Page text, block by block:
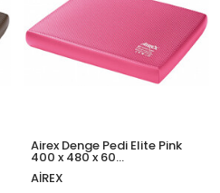
Airex Denge Pedi Elite Pink
400 x 480 x 60
BALANCEPADELIPI
AIREX